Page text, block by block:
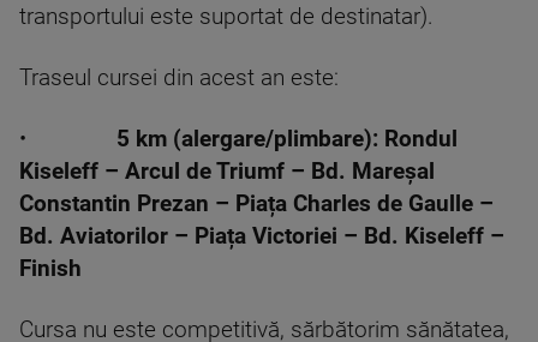
transportului este suportat de destinatar).
Traseul cursei din acest an este:
• 5 km (alergare/plimbare): Rondul
Kiseleff – Arcul de Triumf – Bd. Mareșal
Constantin Prezan – Piața Charles de Gaulle –
Bd. Aviatorilor – Piața Victoriei – Bd. Kiseleff –
Finish
Cursa nu este competitivă, sărbătorim sănătatea,